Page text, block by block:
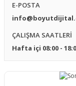
E-POSTA
ÇALIŞMA SAATLERİ
Hafta içi 08:00 -